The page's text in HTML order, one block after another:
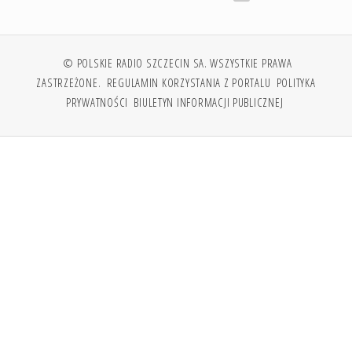
© POLSKIE RADIO SZCZECIN SA. WSZYSTKIE PRAWA
ZASTRZEŻONE. REGULAMIN KORZYSTANIA Z PORTALU POLITYKA
PRYWATNOŚCI BIULETYN INFORMACJI PUBLICZNEJ